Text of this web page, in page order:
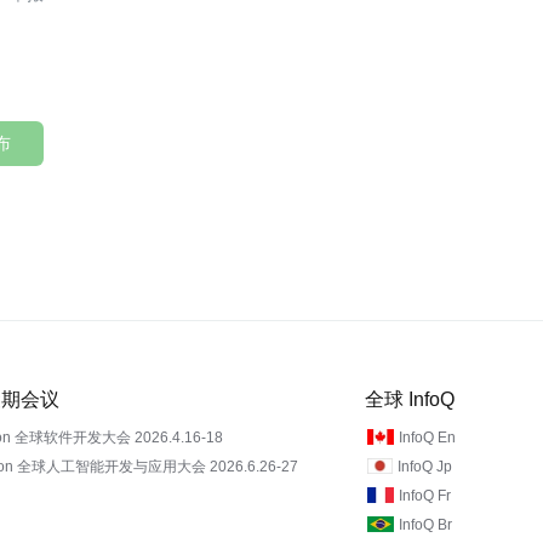
会议
全球软件开发大会 2026.4.16-18
全球人工智能开发与应用大会 2026.6.26-27
全球 InfoQ
InfoQ En
InfoQ Jp
InfoQ Fr
InfoQ Br